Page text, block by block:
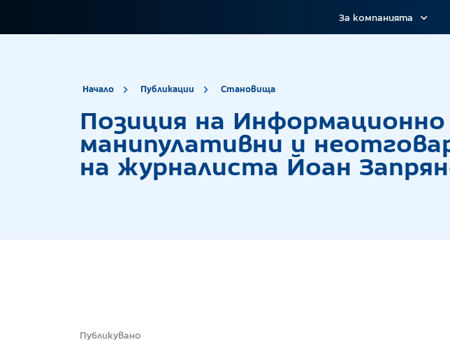
За компанията
Начало Публикации Становища
Позиция на
манипулативни и
на журналиста Йоан
Публикувано